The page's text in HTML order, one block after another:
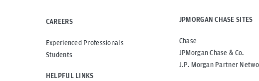
CAREERS
Experienced Professionals
Students
HELPFUL LINKS
JPMORGAN CHASE SITES
Chase
JPMorgan Chase & Co.
J.P. Morgan Partner